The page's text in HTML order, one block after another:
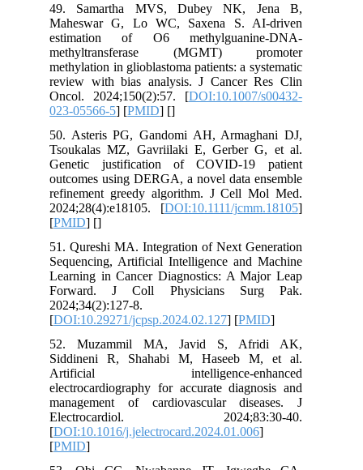
49. Samartha MVS, Dubey NK, Jena B,
Maheswar G, Lo WC, Saxena S. AI-driven
estimation of O6 methylguanine-DNA-
methyltransferase (MGMT) promoter
methylation in glioblastoma patients: a systematic
review with bias analysis. J Cancer Res Clin
Oncol. 2024;150(2):57. [DOI:10.1007/s00432-
023-05566-5] [PMID] [
50. Asteris PG, Gandomi AH, Armaghani DJ,
Tsoukalas MZ, Gavriilaki E, Gerber G, et al.
Genetic justification of COVID-19 patient
outcomes using DERGA, a novel data ensemble
refinement greedy algorithm. J Cell Mol Med.
2024;28(4):e18105. [DOI:10.1111/jcmm.18105
[PMID] [
51. Qureshi MA. Integration of Next Generation
Sequencing, Artificial Intelligence and Machine
Learning in Cancer Diagnostics: A Major Leap
Forward. J Coll Physicians Surg Pak.
2024;34(2):127-8.
[DOI:10.29271/jcpsp.2024.02.127] [PMID
52. Muzammil MA, Javid S, Afridi AK,
Siddineni R, Shahabi M, Haseeb M, et al.
Artificial intelligence-enhanced
electrocardiography for accurate diagnosis and
management of cardiovascular diseases. J
Electrocardiol. 2024;83:30-40.
[DOI:10.1016/j.jelectrocard.2024.01.006
[PMID